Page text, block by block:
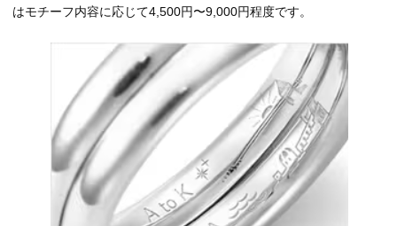
はモチーフ内容に応じて4,500円〜9,000円程度です。